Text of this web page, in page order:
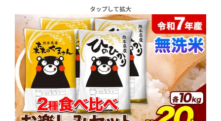
タップして拡大